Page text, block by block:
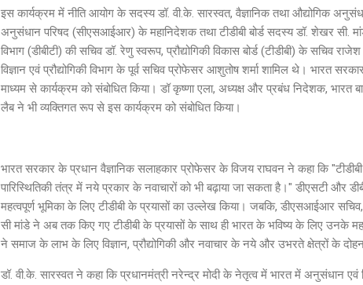
इस कार्यक्रम में नीति आयोग के सदस्य डॉ. वी.के. सारस्वत, वैज्ञानिक तथा औद्योगिक
अनुसंधान परिषद (सीएसआईआर) के महानिदेशक तथा टीडीबी बोर्ड सदस्य डॉ. शेखर सी. मांडे,
विभाग (डीबीटी) की सचिव डॉ. रेणु स्वरूप, प्रौद्योगिकी विकास बोर्ड (टीडीबी) के सचिव
विज्ञान एवं प्रौद्योगिकी विभाग के पूर्व सचिव प्रोफेसर आशुतोष शर्मा शामिल थे। भारत
माध्यम से कार्यक्रम को संबोधित किया। डॉ कृष्णा एला, अध्यक्ष और प्रबंध निदेशक, भारत
लैब ने भी व्यक्तिगत रूप से इस कार्यक्रम को संबोधित किया।
भारत सरकार के प्रधान वैज्ञानिक सलाहकार प्रोफेसर के विजय राघवन ने कहा कि
पारिस्थितिकी तंत्र में नये प्रकार के नवाचारों को भी बढ़ाया जा सकता है।" डीएसटी और
महत्वपूर्ण भूमिका के लिए टीडीबी के प्रयासों का उल्लेख किया। जबकि, डीएसआईआर
सी मांडे ने अब तक किए गए टीडीबी के प्रयासों के साथ ही भारत के भविष्य के लिए उनके
ने समाज के लाभ के लिए विज्ञान, प्रौद्योगिकी और नवाचार के नये और उभरते क्षेत्रों के
डॉ. वी.के. सारस्वत ने कहा कि प्रधानमंत्री नरेन्‍द्र मोदी के नेतृत्व में भारत में अनुसंधान